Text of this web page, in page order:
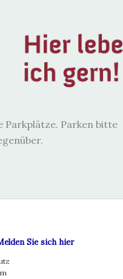
Parkplätze. Parken bitte
Sie sich hier